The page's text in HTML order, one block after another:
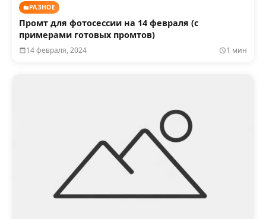
РАЗНОЕ
Промт для фотосессии на 14 февраля (с
примерами готовых промтов)
14 февраля, 2024 1 мин